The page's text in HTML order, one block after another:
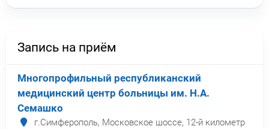
Запись на приём
Многопрофильный республиканский
медицинский центр больницы им. Н.А.
Семашко
г.Симферополь, Московское шоссе, 12-й километр